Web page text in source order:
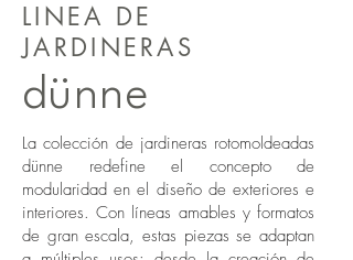
LINEA DE
JARDINERAS
dünne
La colección de jardineras rotomoldeadas
dünne redefine el concepto de
modularidad en el diseño de exteriores e
interiores. Con líneas amables y formatos
de gran escala, estas piezas se adaptan